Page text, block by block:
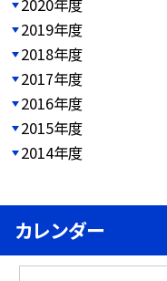
2019年度
2018年度
2017年度
2016年度
2015年度
2014年度
カレンダー